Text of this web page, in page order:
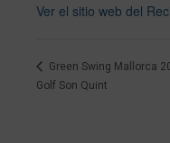
Ver el sitio web del
Green Swing Mallorca
Golf Son Quint